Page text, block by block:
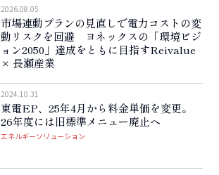
2026.08.05
市場連動プランの見直しで電力コストの変
動リスクを回避 ヨネックスの「環境ビジ
ョン2050」達成をともに目指すReivalue
× 長瀬産業
2024.10.31
東電EP、25年4月から料金単価を変更。
26年度には旧標準メニュー廃止へ
エネルギーソリューション